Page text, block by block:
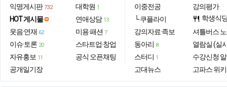
익명게시판 732
HOT 게시물
웃음·연재 62
이슈·토론 20
자유홍보 11
공개일기장
대학원 1
연애상담 13
미용·패션 7
스타트업·창업
공식 오픈채팅
이중전공
└ 쿠플라이
강의자료·족보
동아리 8
스터디 1
고대뉴스
강의평가
restaurant 학생식
셔틀버스
열람실 (실
수강신청
고파스 위키